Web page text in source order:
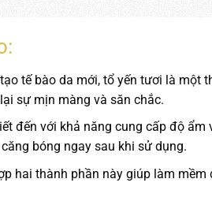
tế bào da mới, tổ yến tươi là một
sự mịn màng và săn chắc.
đến với khả năng cung cấp độ
bóng ngay sau khi sử dụng.
hai thành phần này giúp làm